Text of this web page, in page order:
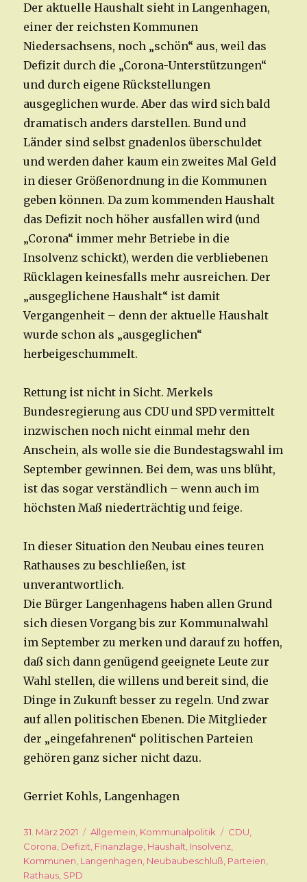
Der aktuelle Haushalt sieht in Langenhagen,
einer der reichsten Kommunen
Niedersachsens, noch „schön“ aus, weil das
Defizit durch die „Corona-Unterstützungen“
und durch eigene Rückstellungen
ausgeglichen wurde. Aber das wird sich bald
dramatisch anders darstellen. Bund und
Länder sind selbst gnadenlos überschuldet
und werden daher kaum ein zweites Mal Geld
in dieser Größenordnung in die Kommunen
geben können. Da zum kommenden Haushalt
das Defizit noch höher ausfallen wird (und
„Corona“ immer mehr Betriebe in die
Insolvenz schickt), werden die verbliebenen
Rücklagen keinesfalls mehr ausreichen. Der
„ausgeglichene Haushalt“ ist damit
Vergangenheit – denn der aktuelle Haushalt
wurde schon als „ausgeglichen“
herbeigeschummelt.
Rettung ist nicht in Sicht. Merkels
Bundesregierung aus CDU und SPD vermittelt
inzwischen noch nicht einmal mehr den
Anschein, als wolle sie die Bundestagswahl im
September gewinnen. Bei dem, was uns blüht,
ist das sogar verständlich – wenn auch im
höchsten Maß niederträchtig und feige.
In dieser Situation den Neubau eines teuren
Rathauses zu beschließen, ist
unverantwortlich.
Die Bürger Langenhagens haben allen Grund
sich diesen Vorgang bis zur Kommunalwahl
im September zu merken und darauf zu hoffen,
daß sich dann genügend geeignete Leute zur
Wahl stellen, die willens und bereit sind, die
Dinge in Zukunft besser zu regeln. Und zwar
auf allen politischen Ebenen. Die Mitglieder
der „eingefahrenen“ politischen Parteien
gehören ganz sicher nicht dazu.
Gerriet Kohls, Langenhagen
Veröffentlicht
am
31. März 2021 Kategorien
Allgemein, Kommunalpolitik Schlagwörter
CDU,
Corona, Defizit, Finanzlage, Haushalt, Insolvenz,
Kommunen, Langenhagen, Neubaubeschluß, Parteien,
Rathaus, SPD